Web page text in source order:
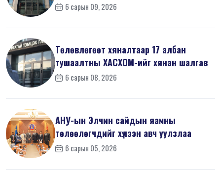
6 сарын 09, 2026
Төлөвлөгөөт хяналтаар 17 албан
тушаалтны ХАСХОМ-ийг хянан шалгав
6 сарын 08, 2026
АНУ-ын Элчин сайдын яамны
төлөөлөгчдийг хүлээн авч уулзлаа
6 сарын 05, 2026